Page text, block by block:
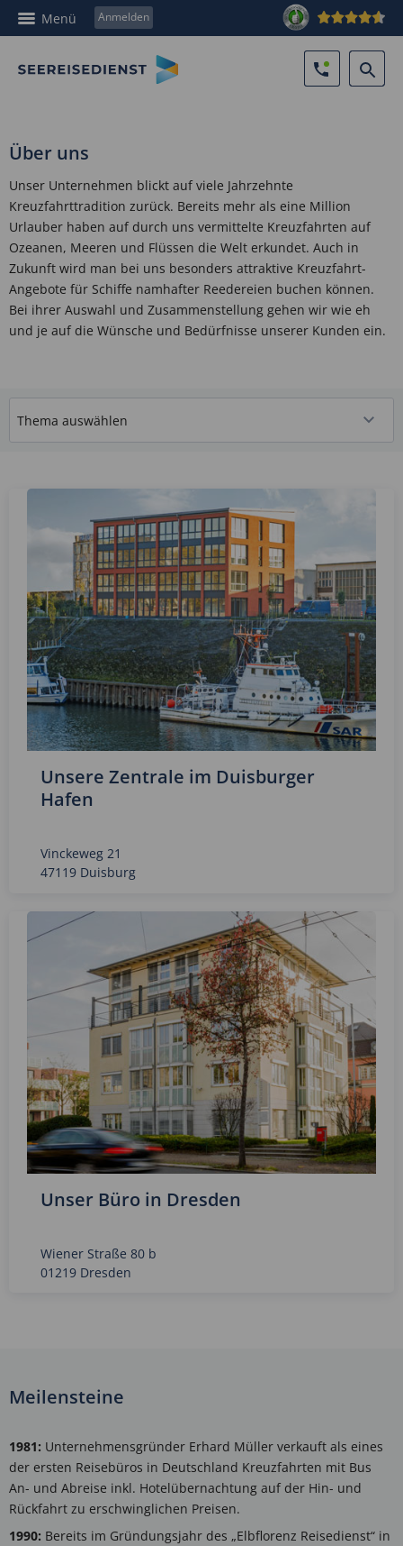
Menü Anmelden
Über uns
Unser Unternehmen blickt auf viele Jahrzehnte
Kreuzfahrttradition zurück. Bereits mehr als eine Million
Urlauber haben auf durch uns vermittelte Kreuzfahrten auf
Ozeanen, Meeren und Flüssen die Welt erkundet. Auch in
Zukunft wird man bei uns besonders attraktive Kreuzfahrt-
Angebote für Schiffe namhafter Reedereien buchen können.
Bei ihrer Auswahl und Zusammenstellung gehen wir wie eh
und je auf die Wünsche und Bedürfnisse unserer Kunden ein.
Unsere Zentrale im Duisburger
Hafen
Vinckeweg 21
47119 Duisburg
Unser Büro in Dresden
Wiener Straße 80 b
01219 Dresden
Meilensteine
1981: Unternehmensgründer Erhard Müller verkauft als eines
der ersten Reisebüros in Deutschland Kreuzfahrten mit Bus
An- und Abreise inkl. Hotelübernachtung auf der Hin- und
Rückfahrt zu erschwinglichen Preisen.
1990: Bereits im Gründungsjahr des „Elbflorenz Reisedienst“ in